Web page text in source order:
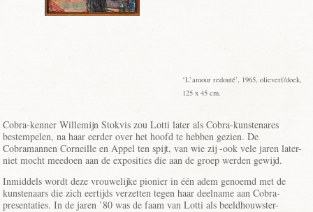
‘L’amour redouté’, 1965, olieverf/doek,
125 x 45 cm.
Cobra-kenner Willemijn Stokvis zou Lotti later als Cobra-kunstenares
bestempelen, na haar eerder over het hoofd te hebben gezien. De
Cobramannen Corneille en Appel ten spijt, van wie zij -ook vele jaren later-
niet mocht meedoen aan de exposities die aan de groep werden gewijd.
Inmiddels wordt deze vrouwelijke pionier in één adem genoemd met de
kunstenaars die zich eertijds verzetten tegen haar deelname aan Cobra-
presentaties. In de jaren ’80 was de faam van Lotti als beeldhouwster-